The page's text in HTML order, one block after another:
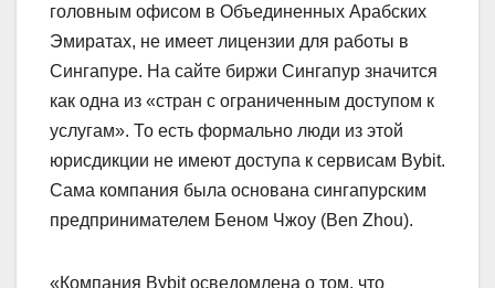
головным офисом в Объединенных Арабских
Эмиратах, не имеет лицензии для работы в
Сингапуре. На сайте биржи Сингапур значится
как одна из «стран с ограниченным доступом к
услугам». То есть формально люди из этой
юрисдикции не имеют доступа к сервисам Bybit.
Сама компания была основана сингапурским
предпринимателем Беном Чжоу (Ben Zhou).
«Компания Bybit осведомлена о том, что